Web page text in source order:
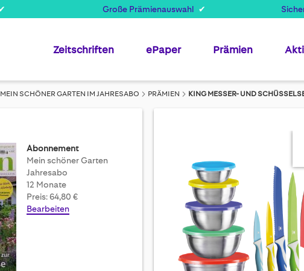
Große Prämienauswahl
Zeitschriften ePaper Prämien
MEIN SCHÖNER GARTEN IM JAHRESABO PRÄMIEN KING MESSER- UND
Abonnement
Mein schöner Garten
Jahresabo
12 Monate
Preis: 64,80 €
Bearbeiten
images
gallery